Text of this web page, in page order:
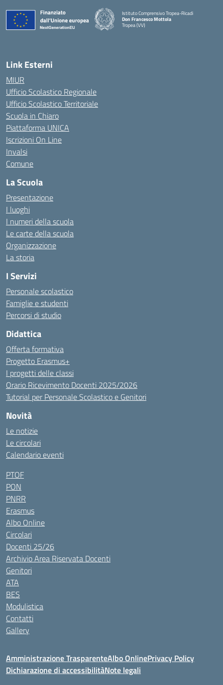
Istituto Comprensivo Tropea-Ricadi
Don Francesco Mottola
Tropea (VV)
— Visita la pagina iniziale della scuola
Link Esterni
MIUR
Ufficio Scolastico Regionale
Ufficio Scolastico Territoriale
Scuola in Chiaro
Piattaforma UNICA
Iscrizioni On Line
Invalsi
Comune
La Scuola
Presentazione
I luoghi
I numeri della scuola
Le carte della scuola
Organizzazione
La storia
I Servizi
Personale scolastico
Famiglie e studenti
Percorsi di studio
Didattica
Offerta formativa
Progetto Erasmus+
I progetti delle classi
Orario Ricevimento Docenti 2025/2026
Tutorial per Personale Scolastico e Genitori
Novità
Le notizie
Le circolari
Calendario eventi
PTOF
PON
PNRR
Erasmus
Albo Online
Circolari
Docenti 25/26
Archivio Area Riservata Docenti
Genitori
ATA
BES
Modulistica
Contatti
Gallery
Amministrazione TrasparenteAlbo OnlinePrivacy Policy
Dichiarazione di accessibilitàNote legali